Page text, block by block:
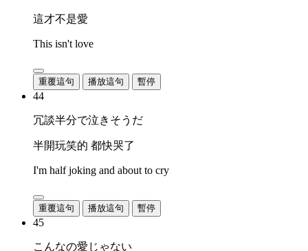
這才不是愛
This isn't love
重覆這句 播放這句 暫停
44
冗談半分で泣きそうだ
半開玩笑的 都快哭了
I'm half joking and about to cry
重覆這句 播放這句 暫停
45
こんなの愛じゃない